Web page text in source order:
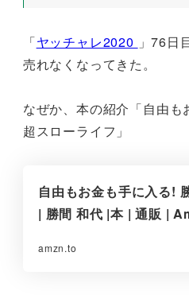
「ヤッチャレ2020 」76日
売れなくなってきた。
なぜか、本の紹介「自由
超スローライフ」
自由もお金も手に入る!
| 勝間 和代 |本 | 通販 |
amzn.to